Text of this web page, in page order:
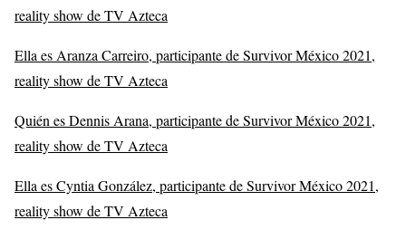
reality show de TV Azteca
Ella es Aranza Carreiro, participante de Survivor México 2021,
reality show de TV Azteca
Quién es Dennis Arana, participante de Survivor México 2021,
reality show de TV Azteca
Ella es Cyntia González, participante de Survivor México 2021,
reality show de TV Azteca